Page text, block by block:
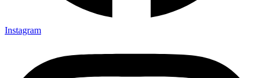
Instagram